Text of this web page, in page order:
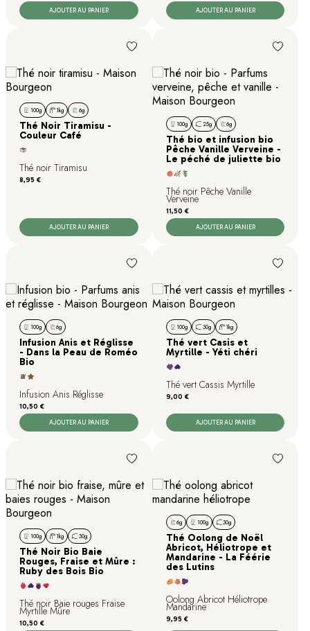
AJOUTER AU PANIER AJOUTER AU PANIER
100g 1kg 6g
Thé Noir Tiramisu -
Couleur Café
Thé noir Tiramisu
Prix
8,95 €
AJOUTER AU PANIER
100g 25g 6g
Thé bio et infusion bio
Pêche Vanille Verveine -
Le péché de juliette bio
Thé noir Pêche Vanille
Verveine
Prix
11,50 €
AJOUTER AU PANIER
100g 6g
Infusion Anis et Réglisse
- Dans la Peau de Roméo
Bio
Infusion Anis Réglisse
Prix
10,50 €
AJOUTER AU PANIER
100g 30g 1kg
Thé vert Casis et
Myrtille - Yéti chéri
Thé vert Cassis Myrtille
Prix
9,00 €
AJOUTER AU PANIER
100g 1kg 30g
Thé Noir Bio Baie
Rouges, Fraise et Mûre :
Ruby des Bois Bio
Thé noir Baie rouges Fraise
Myrtille Mûre
Prix
10,50 €
6g 100g 30g
Thé Oolong de Noël
Abricot, Héliotrope et
Mandarine - La Féérie
des Lutins
Oolong Abricot Héliotrope
Mandarine
Prix
9,95 €